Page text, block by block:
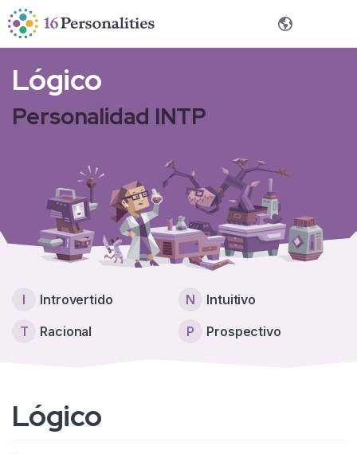
Saltar al contenido principal
Saltar a las opciones de accesibilidad
Español
Lógico
Personalidad INTP
I Introvertido N
Intuitivo
T
Racional P Prospectivo
Lógico